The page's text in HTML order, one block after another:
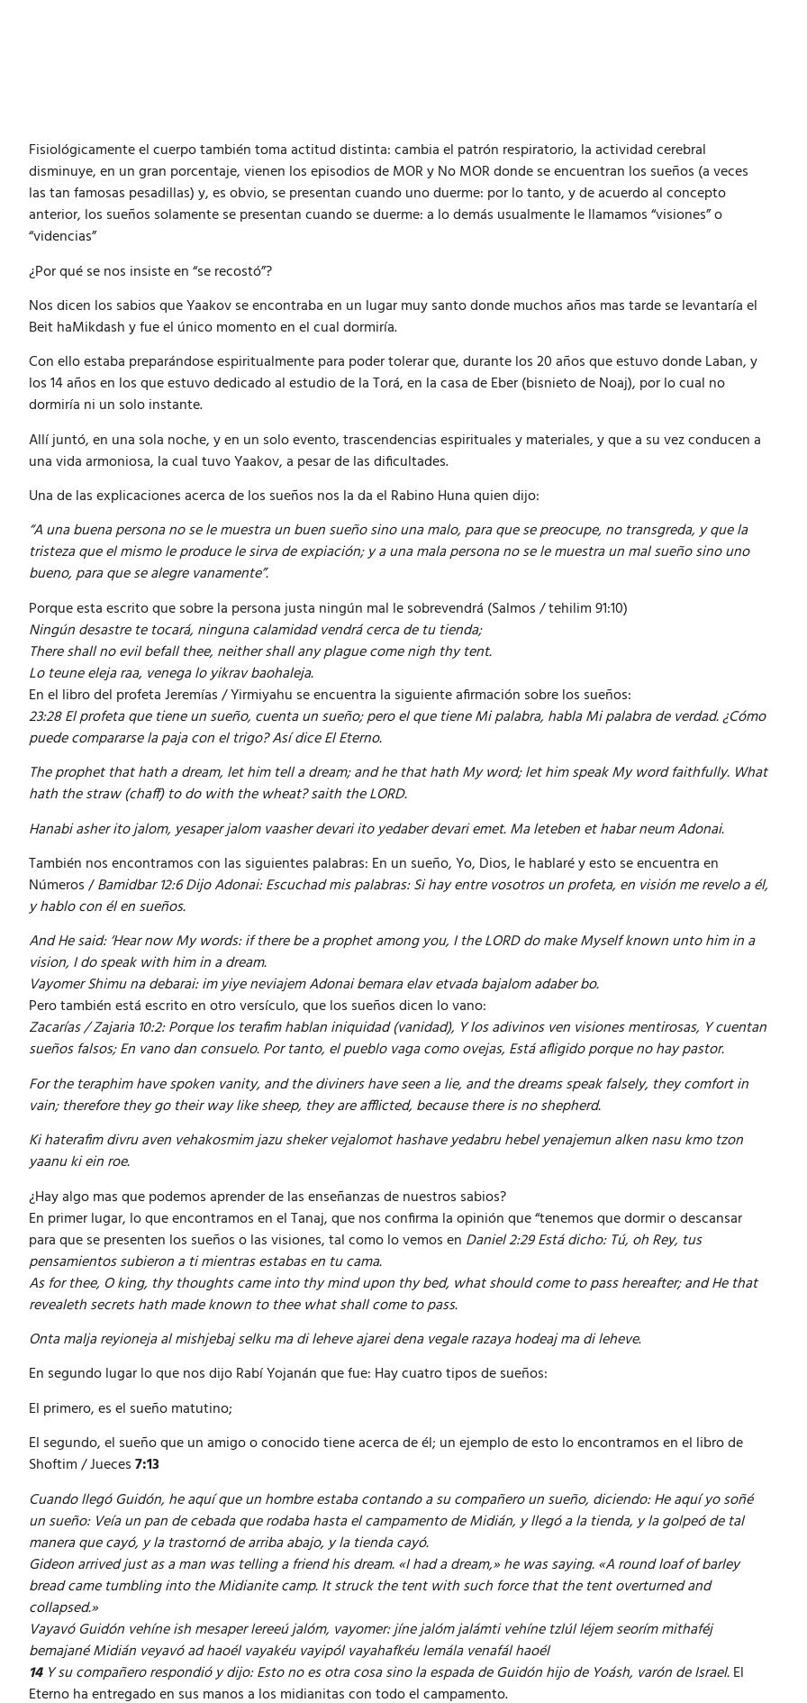
Fisiológicamente el cuerpo también toma actitud distinta: cambia el patrón respiratorio, la actividad cerebral
disminuye, en un gran porcentaje, vienen los episodios de MOR y No MOR donde se encuentran los sueños (a veces
las tan famosas pesadillas) y, es obvio, se presentan cuando uno duerme: por lo tanto, y de acuerdo al concepto
anterior, los sueños solamente se presentan cuando se duerme: a lo demás usualmente le llamamos “visiones” o
“videncias”
¿Por qué se nos insiste en “se recostó”?
Nos dicen los sabios que Yaakov se encontraba en un lugar muy santo donde muchos años mas tarde se levantaría el
Beit haMikdash y fue el único momento en el cual dormiría.
Con ello estaba preparándose espiritualmente para poder tolerar que, durante los 20 años que estuvo donde Laban, y
los 14 años en los que estuvo dedicado al estudio de la Torá, en la casa de Eber (bisnieto de Noaj), por lo cual no
dormiría ni un solo instante.
Allí juntó, en una sola noche, y en un solo evento, trascendencias espirituales y materiales, y que a su vez conducen a
una vida armoniosa, la cual tuvo Yaakov, a pesar de las dificultades.
Una de las explicaciones acerca de los sueños nos la da el Rabino Huna quien dijo:
“A una buena persona no se le muestra un buen sueño sino una malo, para que se preocupe, no transgreda, y que la
tristeza que el mismo le produce le sirva de expiación; y a una mala persona no se le muestra un mal sueño sino uno
bueno, para que se alegre vanamente”.
Porque esta escrito que sobre la persona justa ningún mal le sobrevendrá (Salmos / tehilim 91:10)
Ningún desastre te tocará, ninguna calamidad vendrá cerca de tu tienda;
There shall no evil befall thee, neither shall any plague come nigh thy tent.
Lo teune eleja raa, venega lo yikrav baohaleja.
En el libro del profeta Jeremías / Yirmiyahu se encuentra la siguiente afirmación sobre los sueños:
23:28 El profeta que tiene un sueño, cuenta un sueño; pero el que tiene Mi palabra, habla Mi palabra de verdad. ¿Cómo
puede compararse la paja con el trigo? Así dice El Eterno.
The prophet that hath a dream, let him tell a dream; and he that hath My word; let him speak My word faithfully. What
hath the straw (chaff) to do with the wheat? saith the LORD.
Hanabi asher ito jalom, yesaper jalom vaasher devari ito yedaber devari emet. Ma leteben et habar neum Adonai.
También nos encontramos con las siguientes palabras: En un sueño, Yo, Dios, le hablaré y esto se encuentra en
Números /Bamidbar 12:6 Dijo Adonai: Escuchad mis palabras: Si hay entre vosotros un profeta, en visión me revelo a él,
y hablo con él en sueños.
And He said: ‘Hear now My words: if there be a prophet among you, I the LORD do make Myself known unto him in a
vision, I do speak with him in a dream.
Vayomer Shimu na debarai: im yiye neviajem Adonai bemara elav etvada bajalom adaber bo.
Pero también está escrito en otro versículo, que los sueños dicen lo vano:
Zacarías / Zajaria 10:2: Porque los terafim hablan iniquidad (vanidad), Y los adivinos ven visiones mentirosas, Y cuentan
sueños falsos; En vano dan consuelo. Por tanto, el pueblo vaga como ovejas, Está afligido porque no hay pastor.
For the teraphim have spoken vanity, and the diviners have seen a lie, and the dreams speak falsely, they comfort in
vain; therefore they go their way like sheep, they are afflicted, because there is no shepherd.
Ki haterafim divru aven vehakosmim jazu sheker vejalomot hashave yedabru hebel yenajemun alken nasu kmo tzon
yaanu ki ein roe.
¿Hay algo mas que podemos aprender de las enseñanzas de nuestros sabios?
En primer lugar, lo que encontramos en el Tanaj, que nos confirma la opinión que “tenemos que dormir o descansar
para que se presenten los sueños o las visiones, tal como lo vemos en Daniel 2:29 Está dicho: Tú, oh Rey, tus
pensamientos subieron a ti mientras estabas en tu cama.
As for thee, O king, thy thoughts came into thy mind upon thy bed, what should come to pass hereafter; and He that
revealeth secrets hath made known to thee what shall come to pass.
Onta malja reyioneja al mishjebaj selku ma di leheve ajarei dena vegale razaya hodeaj ma di leheve.
En segundo lugar lo que nos dijo Rabí Yojanán que fue: Hay cuatro tipos de sueños:
El primero, es el sueño matutino;
El segundo, el sueño que un amigo o conocido tiene acerca de él; un ejemplo de esto lo encontramos en el libro de
Shoftim / Jueces7:13
Cuando llegó Guidón, he aquí que un hombre estaba contando a su compañero un sueño, diciendo: He aquí yo soñé
un sueño: Veía un pan de cebada que rodaba hasta el campamento de Midián, y llegó a la tienda, y la golpeó de tal
manera que cayó, y la trastornó de arriba abajo, y la tienda cayó.
Gideon arrived just as a man was telling a friend his dream. «I had a dream,» he was saying. «A round loaf of barley
bread came tumbling into the Midianite camp. It struck the tent with such force that the tent overturned and
collapsed.»
Vayavó Guidón vehíne ish mesaper lereeú jalóm, vayomer: jíne jalóm jalámti vehíne tzlúl léjem seorím mithaféj
bemajané Midián veyavó ad haoél vayakéu vayipól vayahafkéu lemála venafál haoél
14Y su compañero respondió y dijo: Esto no es otra cosa sino la espada de Guidón hijo de Yoásh, varón de Israel.El
Eterno ha entregado en sus manos a los midianitas con todo el campamento.